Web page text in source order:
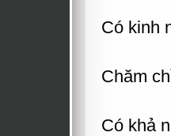
Có kinh
Chăm
Có khả